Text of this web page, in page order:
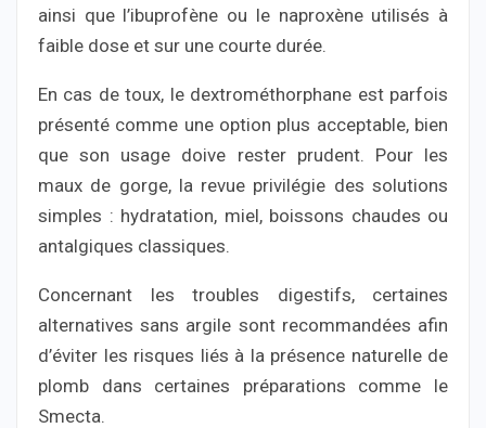
ainsi que l’ibuprofène ou le naproxène utilisés à
faible dose et sur une courte durée.
En cas de toux, le dextrométhorphane est parfois
présenté comme une option plus acceptable, bien
que son usage doive rester prudent. Pour les
maux de gorge, la revue privilégie des solutions
simples : hydratation, miel, boissons chaudes ou
antalgiques classiques.
Concernant les troubles digestifs, certaines
alternatives sans argile sont recommandées afin
d’éviter les risques liés à la présence naturelle de
plomb dans certaines préparations comme le
Smecta.